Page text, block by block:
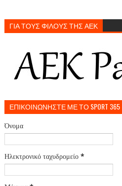
ΓΙΑ ΤΟΥΣ ΦΙΛΟΥΣ ΤΗΣ ΑΕΚ
ΕΠΙΚΟΙΝΩΝΗΣΤΕ ΜΕ ΤΟ SPORT 365
Όνομα
Ηλεκτρονικό ταχυδρομείο *